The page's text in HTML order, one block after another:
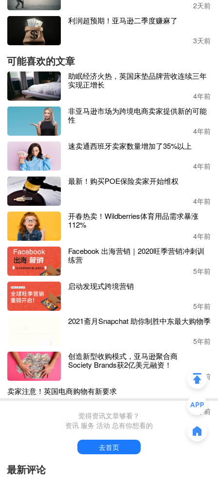
条条大路通罗马，对比这些大卖的发展史，我们会发现每个
大卖都有自己独特的成长历程，但大卖们登上跨境顶峰的秘
诀也会有共通之处，下面笔者将通过拟上市大卖的公开资
料，试图还原大卖的成长轨迹，并探讨跨境出海的最佳方
式。
1、赛维：三年进账超百亿，15个品牌营收过亿
有棵树、通拓科技、傲基和赛维是跨境圈的知名大卖，被称
“华南城四少”，在有关上市的讨论上，4者或许有共同话
题，或者说都有共同的目标。
众所周知，有棵树以及通拓科技已经上市成功，低调的傲基
一度传出拟上市消息，而正在上市中的赛维，刚回复了
所的第三轮例行 貌似距离上市成功又近一步了。
赛维时代此次IPO预计募集资金6.22亿元，将用于供应链、
物流仓储、品牌渠道等方面的建设。作为出口跨境品牌电
商，赛维拥有Ekouaer、Avidlove、Homdox、Coocheer、A
NCHEER 等多个品牌，主要通过
Walmart 等第三方电商平台经营服饰配饰、百货家居、运动
娱乐、数码汽摩等品类产品，业务覆盖美国、德国、英国等
多个国家和地区。
细看赛维的4大主营品类，我们可以发现服饰配饰是赛维的
主要营收来源，2021年上半年营收超过15亿。
2018 年、2019 年、2020 年和 2021 年 1-6 月，赛维营收分
别为22.45亿元、28.78亿元、52.53亿元、29.06亿元，三年半
持续提升，成功在
2天前
利润超预期！亚马逊二季度赚麻了
3天前
可能喜欢的文章
助眠经济火热，英国床垫品牌营收连续三年
实现正增长
4年前
非亚马逊市场为跨境电商卖家提供新的可能
性
4年前
速卖通西班牙卖家数量增加了35%以上
4年前
最新！购买POE保险卖家开始维权
4年前
开春热卖！Wildberries体育用品需求暴涨
112%
4年前
Facebook 出海营销｜2020旺季营销冲刺训
练营
5年前
启动发现式跨境营销
5年前
2021斋月Snapchat 助你制胜中东最大购物季
5年前
创造新型收购模式，亚马逊聚合商
Society Brands获2亿美元融资！
4年前
卖家注意！英国电商购物有新要求
4年前
资讯 服务 活动 总有你想看的